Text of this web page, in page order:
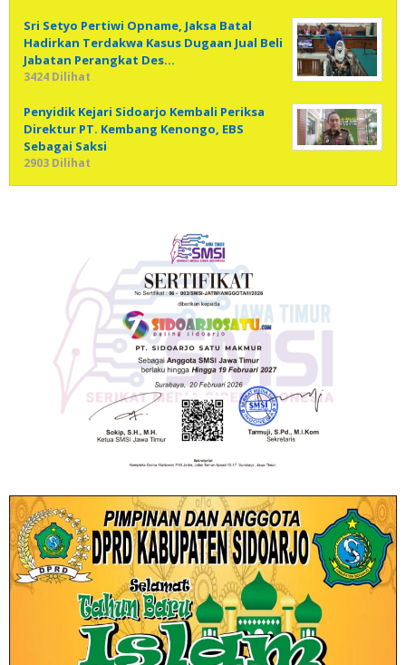
Sri Setyo Pertiwi Opname, Jaksa Batal
Hadirkan Terdakwa Kasus Dugaan Jual Beli
Jabatan Perangkat Des…
3424 Dilihat
Penyidik Kejari Sidoarjo Kembali Periksa
Direktur PT. Kembang Kenongo, EBS
Sebagai Saksi
2903 Dilihat